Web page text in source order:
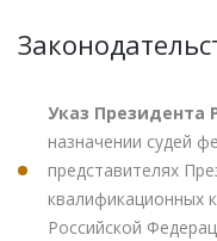
Указ Президента
назначении судей
представителях
квалификационных
Российской